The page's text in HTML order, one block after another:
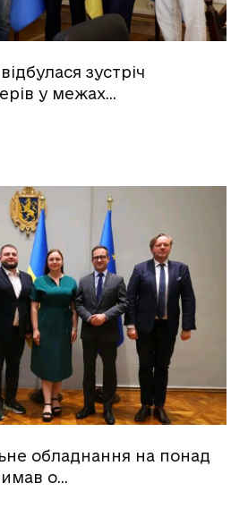
зустріч
у межах…
обладнання на понад
о…